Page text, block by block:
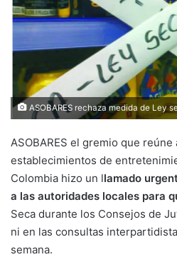
ASOBARES rechaza medida de Ley
ASOBARES el gremio que reúne
establecimientos de
Colombia hizo un llamado
a las autoridades locales para
Seca durante los Consejos de
ni en las consultas
semana.